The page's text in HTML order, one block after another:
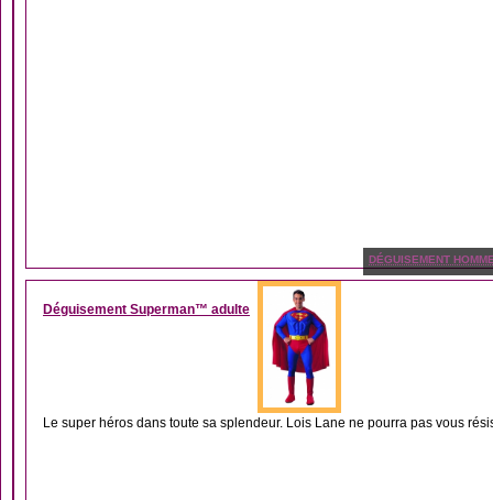
DÉGUISEMENT
Déguisement Superman™ adulte
Le super héros dans toute sa splendeur. Lois Lane ne pourra pas vous